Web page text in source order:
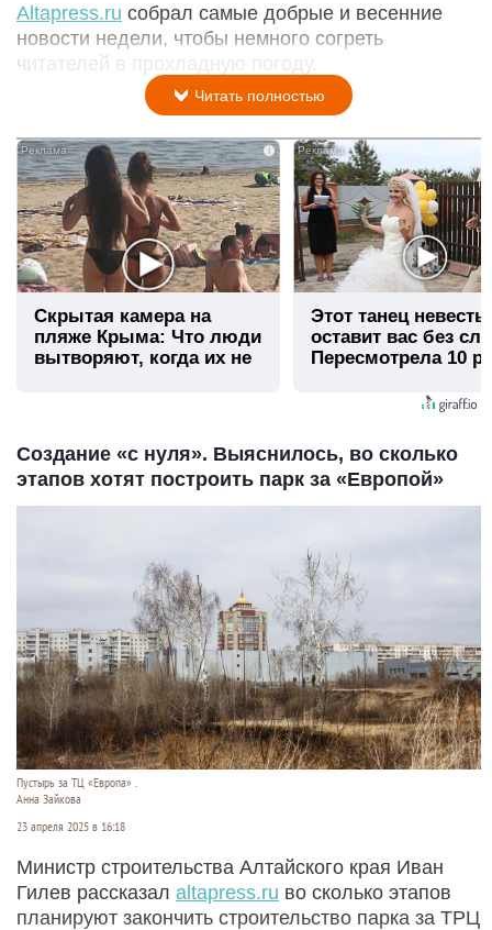
Altapress.ru собрал самые добрые и весенние
новости недели, чтобы немного согреть
читателей в прохладную погоду.
Читать полностью
i
Скрытая камера на
пляже Крыма: Что люди
вытворяют, когда их не
Этот танец невесты
оставит вас без
Пересмотрела 10
Создание «с нуля». Выяснилось, во сколько
этапов хотят построить парк за «Европой»
Пустырь за ТЦ «Европа» .
Анна Зайкова
23 апреля 2025 в 16:18
Министр строительства Алтайского края Иван
Гилев рассказал altapress.ru во сколько этапов
планируют закончить строительство парка за ТРЦ